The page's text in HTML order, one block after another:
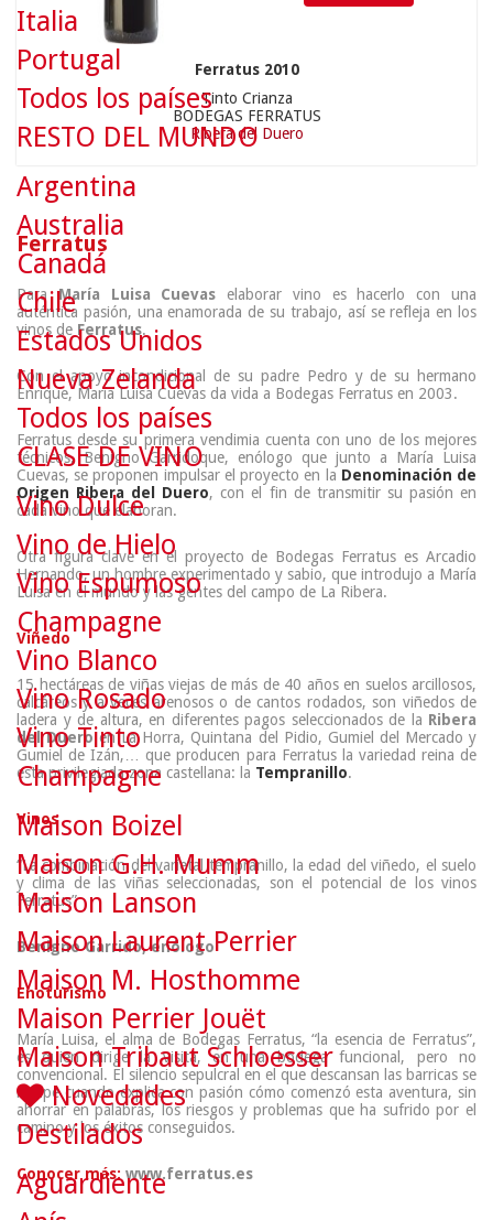
Ferratus 2010
Tinto Crianza
BODEGAS FERRATUS
Ribera del Duero
Ferratus
ParaMaría Luisa Cuevas elaborar vino es hacerlo con una
auténtica pasión, una enamorada de su trabajo, así se refleja en los
vinos de Ferratus.
Con el apoyo incondicional de su padre Pedro y de su hermano
Enrique, María Luisa Cuevas da vida a Bodegas Ferratus en 2003.
Ferratus desde su primera vendimia cuenta con uno de los mejores
técnicos, Benigno Garridoque, enólogo que junto a María Luisa
Cuevas, se proponen impulsar el proyecto en la Denominación de
Origen Ribera del Duero, con el fin de transmitir su pasión en
cada vino que elaboran.
Otra figura clave en el proyecto de Bodegas Ferratus es Arcadio
Hernando, un hombre experimentado y sabio, que introdujo a María
Luisa en el mundo y las gentes del campo de La Ribera.
Viñedo
15 hectáreas de viñas viejas de más de 40 años en suelos arcillosos,
calcáreos y a veces arenosos o de cantos rodados, son viñedos de
ladera y de altura, en diferentes pagos seleccionados de la Ribera
del Dueroen La Horra, Quintana del Pidio, Gumiel del Mercado y
Gumiel de Izán,… que producen para Ferratus la variedad reina de
esta privilegiada zona castellana: la Tempranillo.
Vinos
“La combinación del varietal tempranillo, la edad del viñedo, el suelo
y clima de las viñas seleccionadas, son el potencial de los vinos
Ferratus”
Benigno Garrido, enólogo
Enoturismo
María Luisa, el alma de Bodegas Ferratus,“la esencia de Ferratus”,
es quien dirige la visita, en una bodega funcional, pero no
convencional. El silencio sepulcral en el que descansan las barricas se
rompe cuando explica con pasión cómo comenzó esta aventura, sin
ahorrar en palabras, los riesgos y problemas que ha sufrido por el
camino y los éxitos conseguidos.
Conocer más: www.ferratus.es
Italia
Portugal
Todos los países
RESTO DEL MUNDO
Argentina
Australia
Canadá
Chile
Estados Unidos
Nueva Zelanda
Todos los países
CLASE DE VINO
Vino Dulce
Vino de Hielo
Vino Espumoso
Champagne
Vino Blanco
Vino Rosado
Vino Tinto
Champagne
Maison Boizel
Maison G.H. Mumm
Maison Lanson
Maison Laurent Perrier
Maison M. Hosthomme
Maison Perrier Jouët
Maison Tribaut Schloesser
Novedades
Destilados
Aguardiente